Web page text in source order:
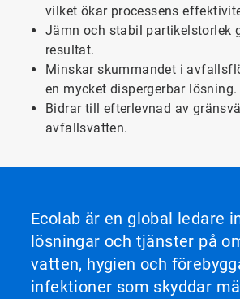
vilket ökar processens
Jämn och stabil partikelstorlek
resultat.
Minskar skummandet i
en mycket dispergerbar lösning.
Bidrar till efterlevnad av
avfallsvatten.
Ecolab är en global ledare
lösningar och tjänster på
vatten, hygien och
infektioner som skyddar